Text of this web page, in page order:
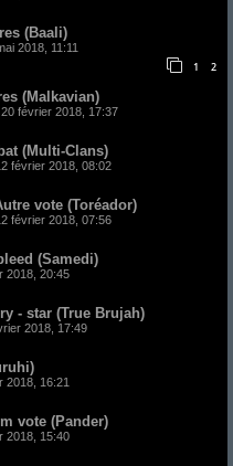
(Baali)
2018, 11:11
1 2
(Malkavian)
20 février 2018, 17:37
(Multi-Clans)
février 2018, 08:02
vote (Toréador)
février 2018, 07:56
(Samedi)
2018, 20:45
- star (True Brujah)
2018, 17:49
2018, 16:21
vote (Pander)
2018, 15:40